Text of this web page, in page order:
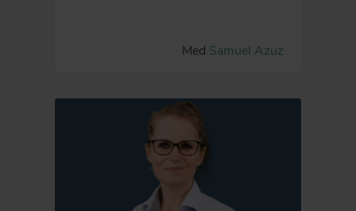
Med Samuel Azuz